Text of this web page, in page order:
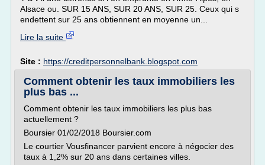
Alsace ou. SUR 15 ANS, SUR 20 ANS, SUR 25. Ceux qui s
endettent sur 25 ans obtiennent en moyenne un...
Lire la suite
Site : https://creditpersonnelbank.blogspot.com
Comment obtenir les taux immobiliers les
plus bas ...
Comment obtenir les taux immobiliers les plus bas
actuellement ?
Boursier 01/02/2018 Boursier.com
Le courtier Vousfinancer parvient encore à négocier des
taux à 1,2% sur 20 ans dans certaines villes.